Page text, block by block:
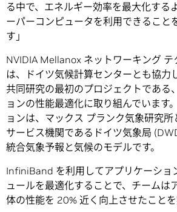
る中で、エネルギー効率を最大化する
ーパーコンピュータを利用できること
す」
NVIDIA Mellanox ネットワーキング テ
は、ドイツ気候計算センターとも協力
共同研究の最初のプロジェクトである
ョンの性能最適化に取り組んでいます
ョンは、マックス プランク気象研究
サービス機関であるドイツ気象局
統合気象予報と気候のモデルです。
InfiniBand を利用してアプリケーショ
ュールを最適化することで、チームは
体の性能を 20% 近く向上させたことを